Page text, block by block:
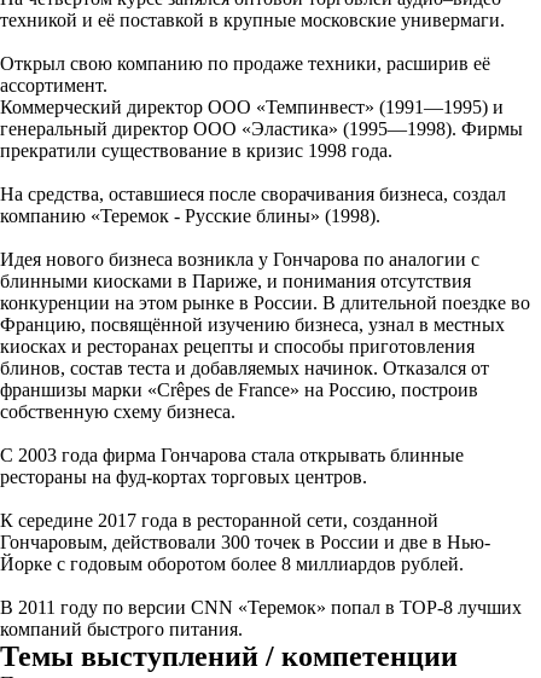
техникой и её поставкой в крупные московские универмаги.
Открыл свою компанию по продаже техники, расширив её
ассортимент.
Коммерческий директор ООО «Темпинвест» (1991—1995) и
генеральный директор ООО «Эластика» (1995—1998). Фирмы
прекратили существование в кризис 1998 года.
На средства, оставшиеся после сворачивания бизнеса, создал
компанию «Теремок - Русские блины» (1998).
Идея нового бизнеса возникла у Гончарова по аналогии с
блинными киосками в Париже, и понимания отсутствия
конкуренции на этом рынке в России. В длительной поездке во
Францию, посвящённой изучению бизнеса, узнал в местных
киосках и ресторанах рецепты и способы приготовления
блинов, состав теста и добавляемых начинок. Отказался от
франшизы марки «Crêpes de France» на Россию, построив
собственную схему бизнеса.
С 2003 года фирма Гончарова стала открывать блинные
рестораны на фуд-кортах торговых центров.
К середине 2017 года в ресторанной сети, созданной
Гончаровым, действовали 300 точек в России и две в Нью-
Йорке с годовым оборотом более 8 миллиардов рублей.
В 2011 году по версии CNN «Теремок» попал в ТОР-8 лучших
компаний быстрого питания.
Темы выступлений / компетенции